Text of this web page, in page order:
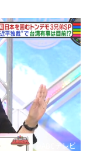
©️ABCテレビ